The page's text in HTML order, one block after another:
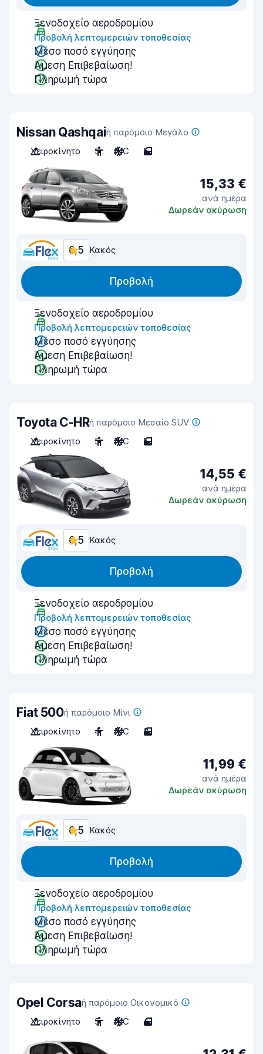
Ξενοδοχείο αεροδρομίου
Προβολή λεπτομερειών τοποθεσίας
Μέσο ποσό εγγύησης
Άμεση Επιβεβαίωση!
Πληρωμή τώρα
Nissan Qashqaiή παρόμοιο Μεγάλο
Χειροκίνητο
5 A/C 5
15,33 €
ανά ημέρα
Δωρεάν ακύρωση
6,5 Κακός
Προβολή
Ξενοδοχείο αεροδρομίου
Προβολή λεπτομερειών τοποθεσίας
Μέσο ποσό εγγύησης
Άμεση Επιβεβαίωση!
Πληρωμή τώρα
Toyota C-HRή παρόμοιο Μεσαίο SUV
Χειροκίνητο
5 A/C 5
14,55 €
ανά ημέρα
Δωρεάν ακύρωση
6,5 Κακός
Προβολή
Ξενοδοχείο αεροδρομίου
Προβολή λεπτομερειών τοποθεσίας
Μέσο ποσό εγγύησης
Άμεση Επιβεβαίωση!
Πληρωμή τώρα
Fiat 500ή παρόμοιο Μίνι
Χειροκίνητο
4 A/C 3
11,99 €
ανά ημέρα
Δωρεάν ακύρωση
6,5 Κακός
Προβολή
Ξενοδοχείο αεροδρομίου
Προβολή λεπτομερειών τοποθεσίας
Μέσο ποσό εγγύησης
Άμεση Επιβεβαίωση!
Πληρωμή τώρα
Opel Corsaή παρόμοιο Οικονομικό
Χειροκίνητο
5 A/C 4